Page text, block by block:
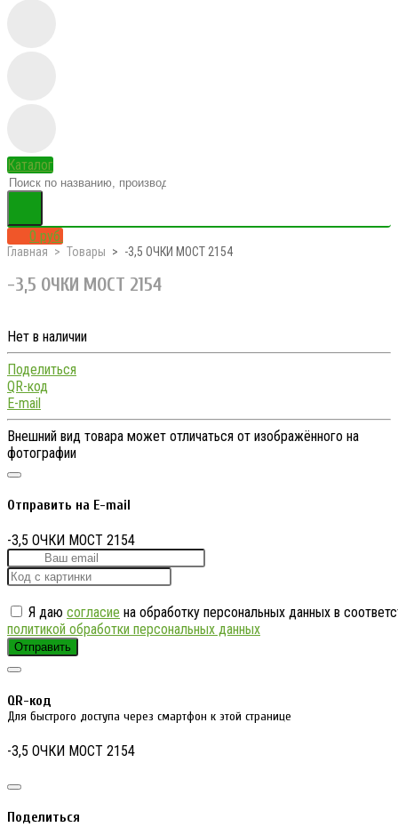
Каталог
0 руб.
Главная Товары -3,5 ОЧКИ MOCT 2154
-3,5 ОЧКИ MOCT 2154
Нет в наличии
Поделиться
QR-код
E-mail
Внешний вид товара может отличаться от изображённого на
фотографии
Отправить на E-mail
-3,5 ОЧКИ MOCT 2154
Я даю согласие на обработку персональных данных в
политикой обработки персональных данных
Отправить
QR-код
Для быстрого доступа через смартфон к этой странице
-3,5 ОЧКИ MOCT 2154
Поделиться